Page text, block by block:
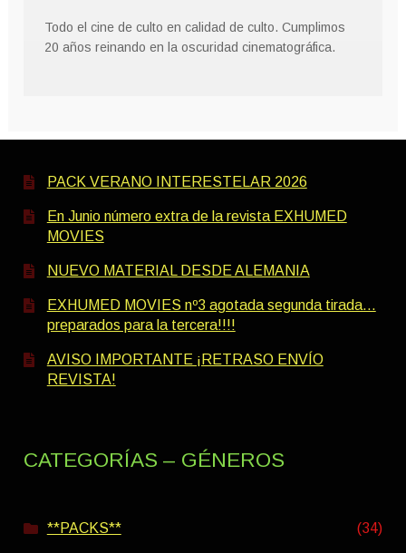
Todo el cine de culto en calidad de culto. Cumplimos
20 años reinando en la oscuridad cinematográfica.
PACK VERANO INTERESTELAR 2026
En Junio número extra de la revista EXHUMED
MOVIES
NUEVO MATERIAL DESDE ALEMANIA
EXHUMED MOVIES nº3 agotada segunda tirada…
preparados para la tercera!!!!
AVISO IMPORTANTE ¡RETRASO ENVÍO
REVISTA!
CATEGORÍAS – GÉNEROS
**PACKS** (34)